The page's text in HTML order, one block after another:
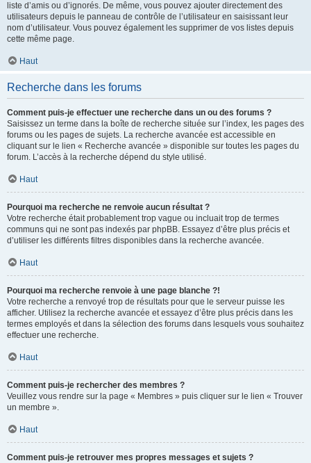
liste d’amis ou d’ignorés. De même, vous pouvez ajouter directement des
utilisateurs depuis le panneau de contrôle de l’utilisateur en saisissant leur
nom d’utilisateur. Vous pouvez également les supprimer de vos listes depuis
cette même page.
Haut
Recherche dans les forums
Comment puis-je effectuer une recherche dans un ou des forums ?
Saisissez un terme dans la boîte de recherche située sur l’index, les pages des
forums ou les pages de sujets. La recherche avancée est accessible en
cliquant sur le lien « Recherche avancée » disponible sur toutes les pages du
forum. L’accès à la recherche dépend du style utilisé.
Haut
Pourquoi ma recherche ne renvoie aucun résultat ?
Votre recherche était probablement trop vague ou incluait trop de termes
communs qui ne sont pas indexés par phpBB. Essayez d’être plus précis et
d’utiliser les différents filtres disponibles dans la recherche avancée.
Haut
Pourquoi ma recherche renvoie à une page blanche ?!
Votre recherche a renvoyé trop de résultats pour que le serveur puisse les
afficher. Utilisez la recherche avancée et essayez d’être plus précis dans les
termes employés et dans la sélection des forums dans lesquels vous souhaitez
effectuer une recherche.
Haut
Comment puis-je rechercher des membres ?
Veuillez vous rendre sur la page « Membres » puis cliquer sur le lien « Trouver
un membre ».
Haut
Comment puis-je retrouver mes propres messages et sujets ?